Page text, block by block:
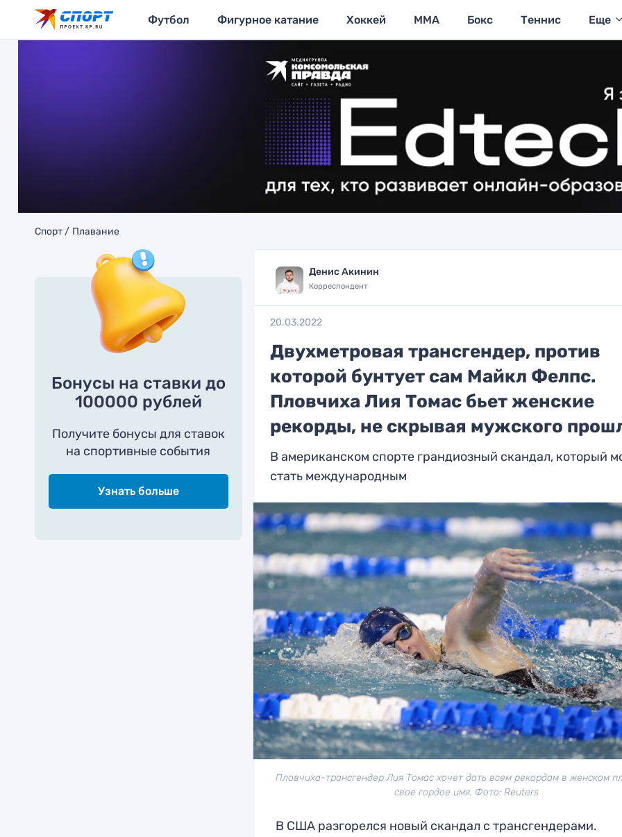
Футбол Фигурное катание Хоккей MMA Бокс Теннис Еще
Спорт Плавание
Бонусы на ставки до
100000 рублей
Получите бонусы для ставок
на спортивные события
Узнать больше
Денис Акинин
Корреспондент
20.03.2022
Двухметровая трансгендер, против
которой бунтует сам Майкл Фелпс.
Пловчиха Лия Томас бьет женские
рекорды, не скрывая мужского
В американском спорте грандиозный скандал, который
стать международным
Пловчиха-трансгендер Лия Томас хочет дать всем рекордам в женском
свое гордое имя. Фото: Reuters
В США разгорелся новый скандал с трансгендерами.